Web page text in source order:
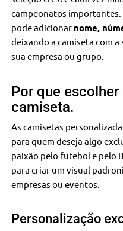
campeonatos importantes.
pode adicionar nome,
deixando a camiseta com
sua empresa ou grupo.
Por que
camiseta.
As camisetas
para quem deseja algo
paixão pelo futebol e pelo
para criar um visual
empresas ou eventos.
Personalização